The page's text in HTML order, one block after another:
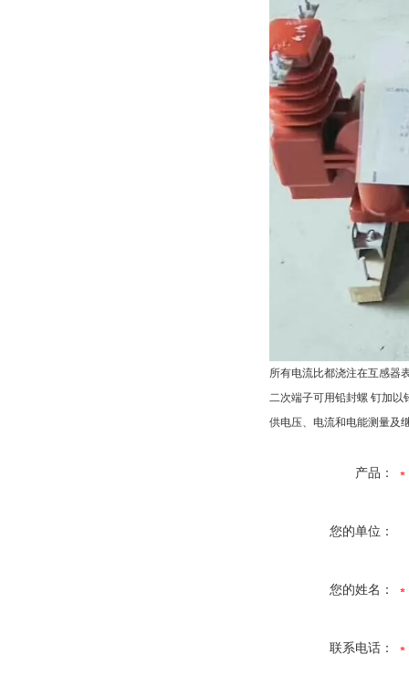
所有电流比都浇注在互感器
二次端子可用铅封螺 钉加以
供电压、电流和电能测量及
产品：
您的单位：
您的姓名：
联系电话：